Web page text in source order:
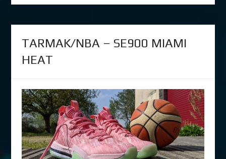
TARMAK/NBA – SE900 MIAMI
HEAT